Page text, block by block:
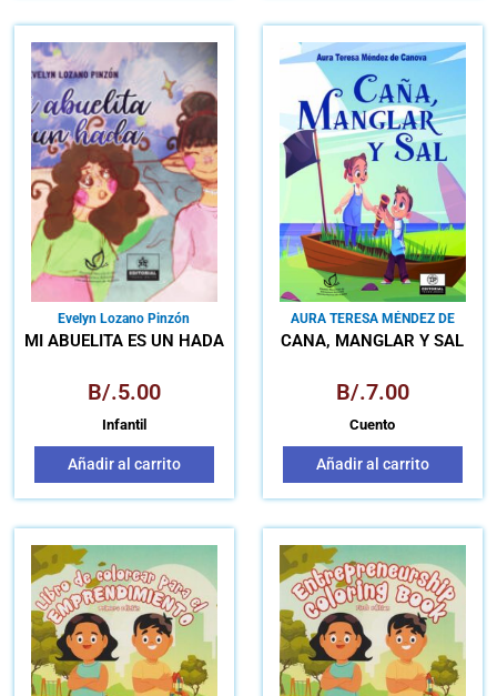
Evelyn Lozano Pinzón
MI ABUELITA ES UN HADA
B/.5.00
Infantil
Añadir al carrito
AURA TERESA MÉNDEZ DE
CANOVA
CAÑA, MANGLAR Y SAL
B/.7.00
Cuento
Añadir al carrito